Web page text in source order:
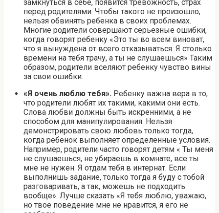
замкнуться в себе, появится тревожность, страх
перед родителями. Чтобы такого не произошло,
нельзя обвинять ребенка в своих проблемах.
Многие родители совершают серьезные ошибки,
когда говорят ребенку «Это ты во всем виноват,
что я вынуждена от всего отказываться. Я столько
времени на тебя трачу, а ты не слушаешься» Таким
образом, родители вселяют ребенку чувство вины
за свои ошибки.
«Я очень люблю тебя». Ребенку важна вера в то,
что родители любят их такими, какими они есть.
Слова любви должны быть искренними, а не
способом для манипулирования. Нельзя
демонстрировать свою любовь только тогда,
когда ребенок выполняет определенные условия.
Например, родители часто говорят детям « Ты меня
не слушаешься, не убираешь в комнате, все ты
мне не нужен. Я отдам тебя в интернат. Если
выполнишь задание, только тогда я буду с тобой
разговаривать, а так, можешь не подходить
вообще». Лучше сказать «Я тебя люблю, уважаю,
но твое поведение мне не нравится, я его не